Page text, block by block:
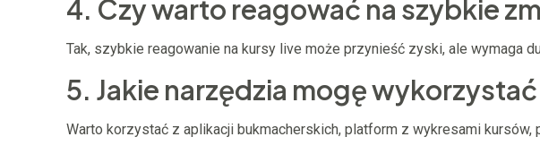
4. Czy warto reagować na szybkie
Tak, szybkie reagowanie na kursy live może przynieść zyski, ale wymaga
5. Jakie narzędzia mogę
Warto korzystać z aplikacji bukmacherskich, platform z wykresami